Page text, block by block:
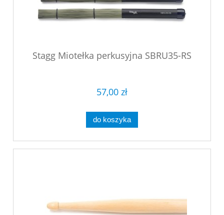
Stagg Miotełka perkusyjna SBRU35-RS
57,00 zł
do koszyka